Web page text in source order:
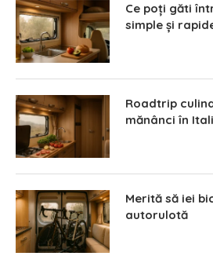
Ce poți găti
simple și
Roadtrip
mănânci în
Merită să iei
autorulotă